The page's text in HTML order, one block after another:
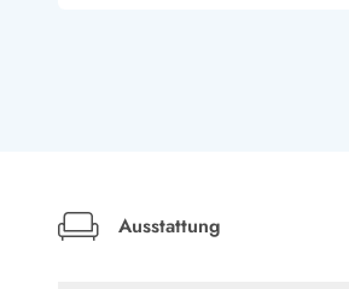
Marian Jung
Ausstattung